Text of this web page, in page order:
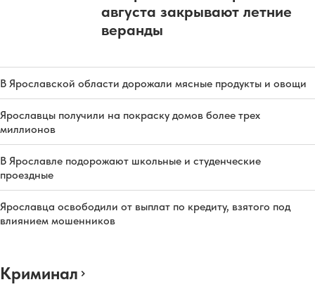
августа закрывают летние
веранды
В Ярославской области дорожали мясные продукты и овощи
Ярославцы получили на покраску домов более трех
миллионов
В Ярославле подорожают школьные и студенческие
проездные
Ярославца освободили от выплат по кредиту, взятого под
влиянием мошенников
Криминал